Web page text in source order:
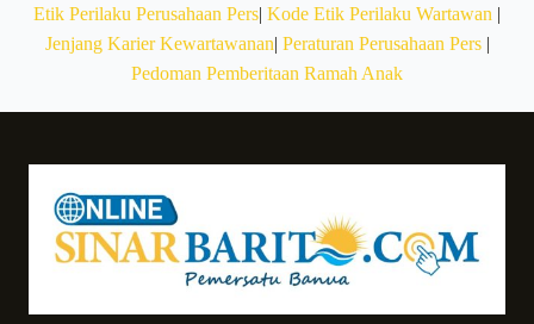
Etik Perilaku Perusahaan Pers| Kode Etik Perilaku Wartawan |
Jenjang Karier Kewartawanan| Peraturan Perusahaan Pers|
Pedoman Pemberitaan Ramah Anak